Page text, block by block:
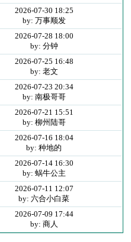
2026-07-30 18:25
by: 万事顺发
2026-07-28 18:00
by: 分钟
2026-07-25 16:48
by: 老文
2026-07-23 20:34
by: 南极哥哥
2026-07-21 15:51
by: 柳州陆哥
2026-07-16 18:04
by: 种地的
2026-07-14 16:30
by: 蜗牛公主
2026-07-11 12:07
by: 六合小白菜
2026-07-09 17:44
by: 商人